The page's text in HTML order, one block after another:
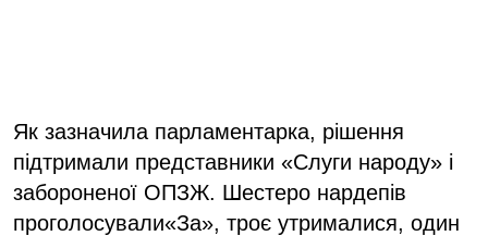
Як зазначила парламентарка, рішення
підтримали представники «Слуги народу» і
забороненої ОПЗЖ. Шестеро нардепів
проголосували«За», троє утрималися, один